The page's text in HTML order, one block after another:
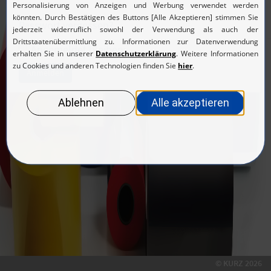
Passwort vergessen?
Angemeldet bleiben: